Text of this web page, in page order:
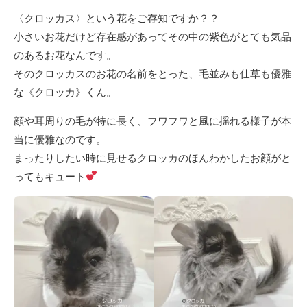
〈クロッカス〉という花をご存知ですか？？
小さいお花だけど存在感があってその中の紫色がとても気品
のあるお花なんです。
そのクロッカスのお花の名前をとった、毛並みも仕草も優雅
な《クロッカ》くん。
顔や耳周りの毛が特に長く、フワフワと風に揺れる様子が本
当に優雅なのです。
まったりしたい時に見せるクロッカのほんわかしたお顔がと
ってもキュート